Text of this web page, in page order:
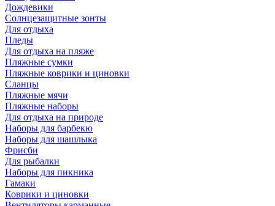
Дождевики
Солнцезащитные зонты
Для отдыха
Пледы
Для отдыха на пляже
Пляжные сумки
Пляжные коврики и циновки
Сланцы
Пляжные мячи
Пляжные наборы
Для отдыха на природе
Наборы для барбекю
Наборы для шашлыка
Фрисби
Для рыбалки
Наборы для пикника
Гамаки
Коврики и циновки